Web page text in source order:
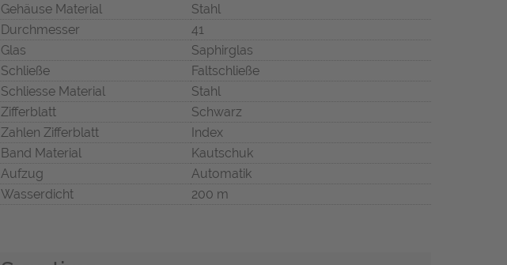
Gehäuse Material
Stahl
Durchmesser
41
Glas
Saphirglas
Schließe
Faltschließe
Schliesse Material
Stahl
Zifferblatt
Schwarz
Zahlen Zifferblatt
Index
Band Material
Kautschuk
Aufzug
Automatik
Wasserdicht
200 m